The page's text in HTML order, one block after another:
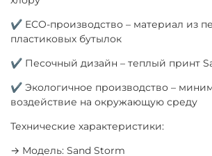
✔ ECO-производство – материал из
пластиковых бутылок
✔ Песочный дизайн – теплый принт
✔ Экологичное производство –
воздействие на окружающую среду
Технические характеристики:
→ Модель: Sand Storm